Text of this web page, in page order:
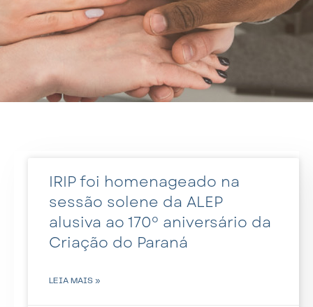
IRIP foi homenageado na
sessão solene da ALEP
alusiva ao 170º aniversário da
Criação do Paraná
LEIA MAIS »